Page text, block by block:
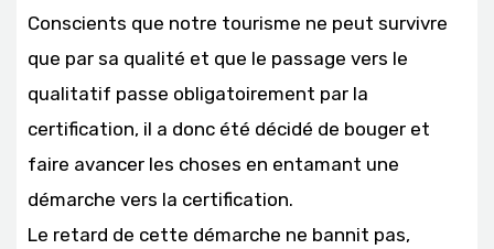
Conscients que notre tourisme ne peut survivre
que par sa qualité et que le passage vers le
qualitatif passe obligatoirement par la
certification, il a donc été décidé de bouger et
faire avancer les choses en entamant une
démarche vers la certification.
Le retard de cette démarche ne bannit pas,